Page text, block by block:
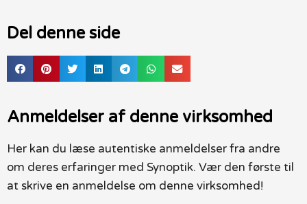
Del denne side
Anmeldelser af denne virksomhed
Her kan du læse autentiske anmeldelser fra andre
om deres erfaringer med Synoptik. Vær den første til
at skrive en anmeldelse om denne virksomhed!